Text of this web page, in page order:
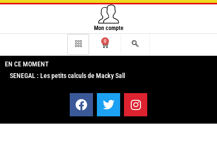
Mon compte
0
EN CE MOMENT
SENEGAL : Les petits calculs de Macky Sall